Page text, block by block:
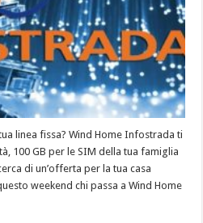
linea fissa? Wind Home Infostrada ti
100 GB per le SIM della tua famiglia
di un’offerta per la tua casa
weekend chi passa a Wind Home